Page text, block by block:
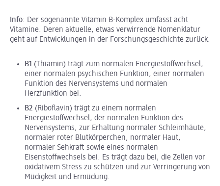
Info: Der sogenannte Vitamin B-Komplex umfasst acht
Vitamine. Deren aktuelle, etwas verwirrende Nomenklatur
geht auf Entwicklungen in der Forschungsgeschichte zurück.
B1 (Thiamin) trägt zum normalen Energiestoffwechsel,
einer normalen psychischen Funktion, einer normalen
Funktion des Nervensystems und normalen
Herzfunktion bei.
B2 (Riboflavin) trägt zu einem normalen
Energiestoffwechsel, der normalen Funktion des
Nervensystems, zur Erhaltung normaler Schleimhäute,
normaler roter Blutkörperchen, normaler Haut,
normaler Sehkraft sowie eines normalen
Eisenstoffwechsels bei. Es trägt dazu bei, die Zellen vor
oxidativem Stress zu schützen und zur Verringerung von
Müdigkeit und Ermüdung.